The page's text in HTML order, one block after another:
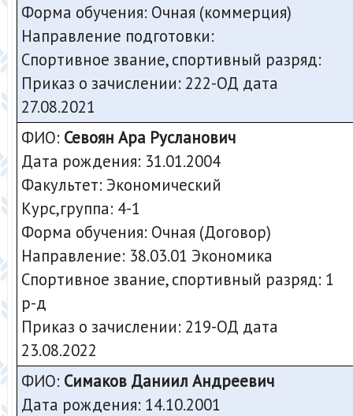
Форма обучения: Очная (коммерция)
Направление подготовки:
Спортивное звание, спортивный разряд:
Приказ о зачислении:222-ОД дата
27.08.2021
ФИО: Севоян Ара Русланович
Дата рождения: 31.01.2004
Факультет: Экономический
Курс,группа: 4-1
Форма обучения: Очная (Договор)
Направление: 38.03.01 Экономика
Спортивное звание, спортивный разряд: 1
р-д
Приказ о зачислении: 219-ОД дата
23.08.2022
ФИО: Симаков Даниил Андреевич
Дата рождения: 14.10.2001